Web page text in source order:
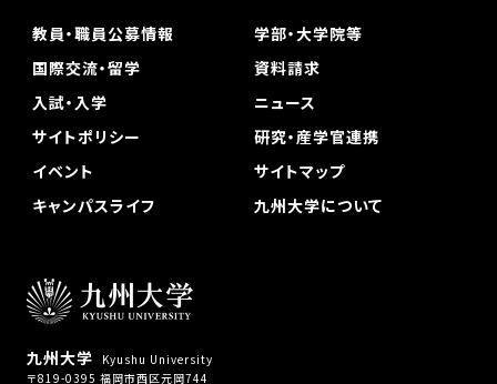
九州大学
Kyushu University
〒819-0395 福岡市西区元岡744
教員・職員公募情報
学部・大学院等
国際交流・留学
資料請求
入試・入学
ニュース
サイトポリシー
研究・産学官連携
イベント
サイトマップ
キャンパスライフ
九州大学について